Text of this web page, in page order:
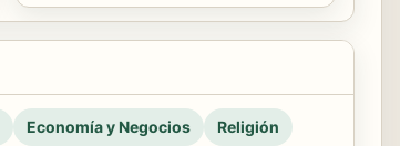
Economía y Negocios Religión